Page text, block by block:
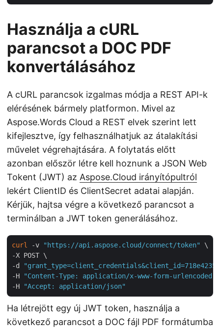
Használja a cURL
parancsot a DOC PDF
konvertálásához
A cURL parancsok izgalmas módja a REST API-k
elérésének bármely platformon. Mivel az
Aspose.Words Cloud a REST elvek szerint lett
kifejlesztve, így felhasználhatjuk az átalakítási
művelet végrehajtására. A folytatás előtt
azonban először létre kell hoznunk a JSON Web
Tokent (JWT) az Aspose.Cloud irányítópultról
lekért ClientID és ClientSecret adatai alapján.
Kérjük, hajtsa végre a következő parancsot a
terminálban a JWT token generálásához.
curl -v "https://api.aspose.cloud/connect/token"
\
-X POST \
-d
"grant_type=client_credentials&client_id=718e4235-
-H
"Content-Type: application/x-www-form-urlencoded"
-H
"Accept: application/json"
Ha létrejött egy új JWT token, használja a
következő parancsot a DOC fájl PDF formátumba